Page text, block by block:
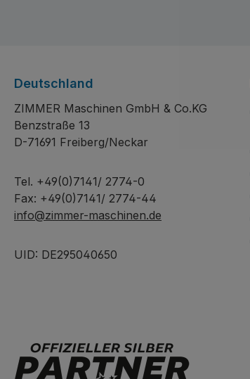
Deutschland
ZIMMER Maschinen GmbH & Co.KG
Benzstraße 13
D-71691 Freiberg/Neckar
Tel. +49(0)7141/ 2774-0
Fax: +49(0)7141/ 2774-44
info@zimmer-maschinen.de
UID: DE295040650